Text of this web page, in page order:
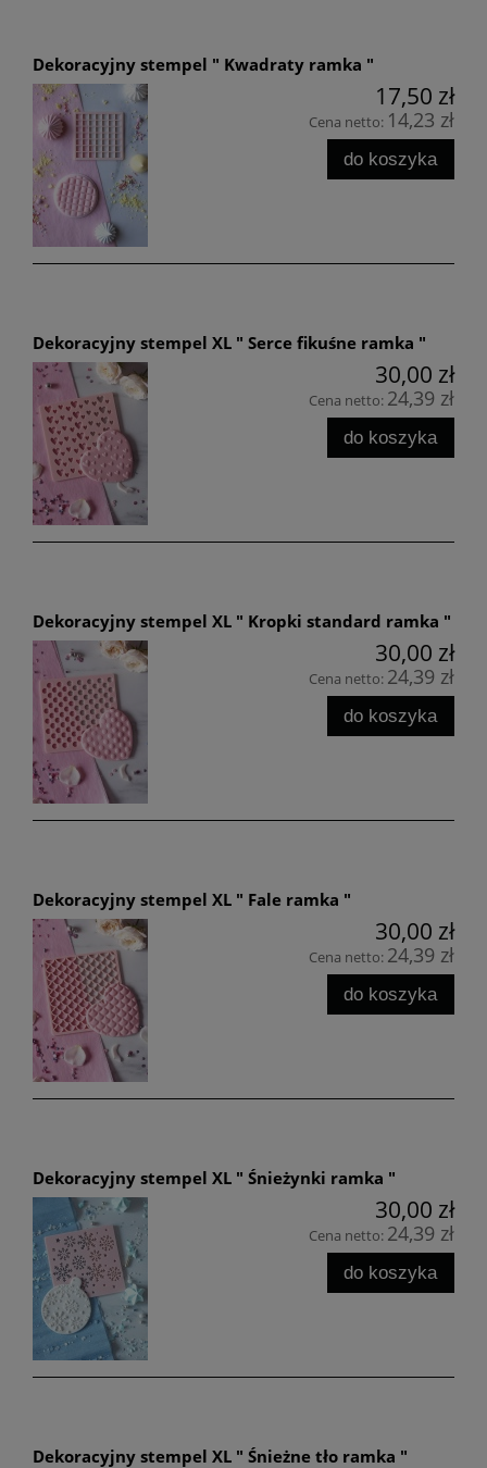
Dekoracyjny stempel " Kwadraty ramka "
17,50 zł
Cena netto: 14,23 zł
do koszyka
Dekoracyjny stempel XL " Serce fikuśne ramka "
30,00 zł
Cena netto: 24,39 zł
do koszyka
Dekoracyjny stempel XL " Kropki standard ramka "
30,00 zł
Cena netto: 24,39 zł
do koszyka
Dekoracyjny stempel XL " Fale ramka "
30,00 zł
Cena netto: 24,39 zł
do koszyka
Dekoracyjny stempel XL " Śnieżynki ramka "
30,00 zł
Cena netto: 24,39 zł
do koszyka
Dekoracyjny stempel XL " Śnieżne tło ramka "